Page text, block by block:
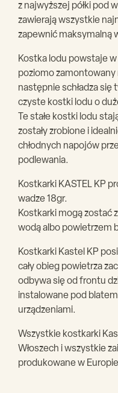
z najwyższej półki pod
zawierają wszystkie
zapewnić maksymalną
Kostka lodu powstaje
poziomo
następnie schładza
czyste kostki lodu o
Te stałe kostki lodu
zostały zrobione i
chłodnych napojów
podlewania.
Kostkarki KASTEL KP
wadze 18gr.
Kostkarki mogą zostać
wodą albo powietrzem
Kostkarki Kastel KP
cały obieg powietrza
odbywa się od frontu
instalowane pod
urządzeniami.
Wszystkie kostkarki
Włoszech i wszystkie
produkowane w